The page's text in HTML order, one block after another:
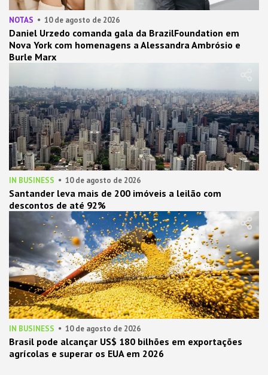
NOTAS 10 de agosto de 2026
Daniel Urzedo comanda gala da BrazilFoundation em
Nova York com homenagens a Alessandra Ambrósio e
Burle Marx
IN BUSINESS 10 de agosto de 2026
Santander leva mais de 200 imóveis a leilão com
descontos de até 92%
IN BUSINESS 10 de agosto de 2026
Brasil pode alcançar US$ 180 bilhões em exportações
agrícolas e superar os EUA em 2026